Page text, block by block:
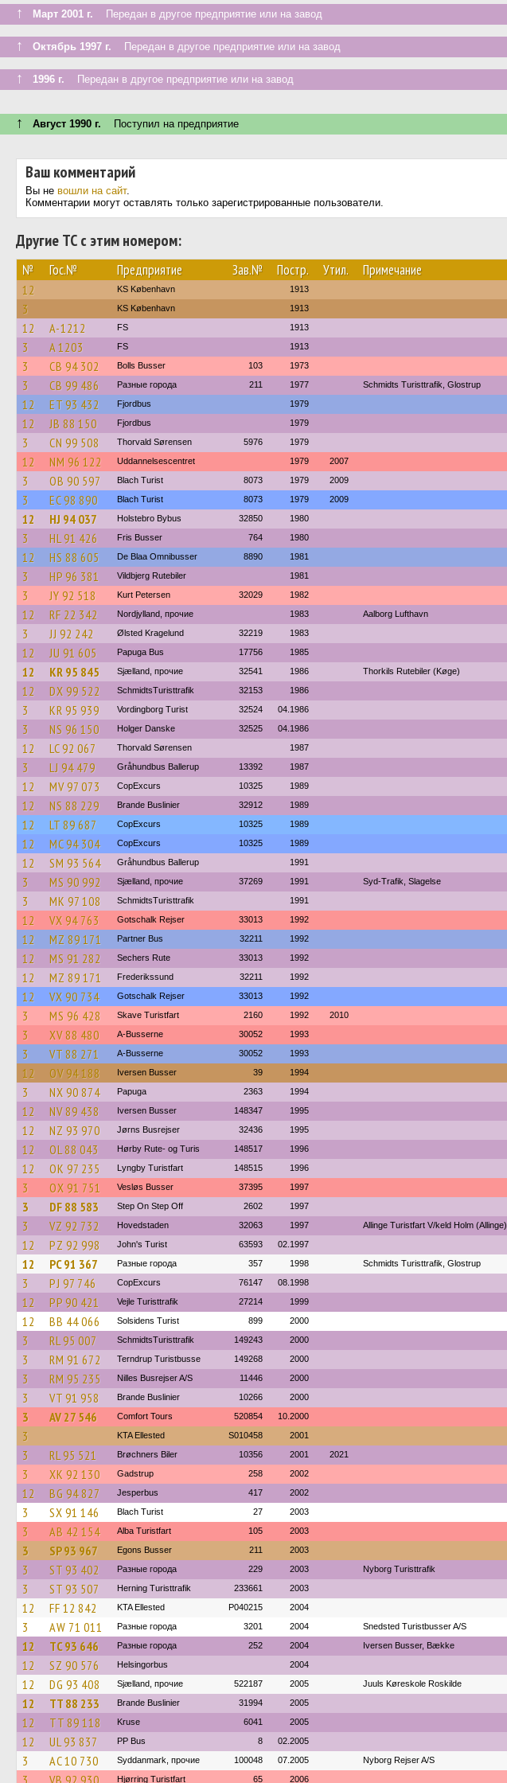
↑ Март 2001 г. Передан в другое предприятие или на завод
↑ Октябрь 1997 г. Передан в другое предприятие или на завод
↑ 1996 г. Передан в другое предприятие или на завод
↑ Август 1990 г. Поступил на предприятие
Ваш комментарий
Вы не вошли на сайт.
Комментарии могут оставлять только зарегистрированные пользователи.
Другие ТС с этим номером:
№ Гос.№ Предприятие Зав.№ Постр. Утил. Примечание
12 KS København 1913
3 KS København 1913
12 A-1212 FS 1913
3 A 1203 FS 1913
3 CB 94 302 Bolls Busser 103 1973
3 CB 99 486 Разные города 211 1977 Schmidts Turisttrafik, Glostrup
12 ET 93 432 Fjordbus 1979
12 JB 88 150 Fjordbus 1979
3 CN 99 508 Thorvald Sørensen 5976 1979
12 NM 96 122 Uddannelsescentret 1979 2007
3 OB 90 597 Blach Turist 8073 1979 2009
3 EC 98 890 Blach Turist 8073 1979 2009
12 HJ 94 037 Holstebro Bybus 32850 1980
3 HL 91 426 Fris Busser 764 1980
12 HS 88 605 De Blaa Omnibusser 8890 1981
3 HP 96 381 Vildbjerg Rutebiler 1981
3 JY 92 518 Kurt Petersen 32029 1982
12 RF 22 342 Nordjylland, прочие 1983 Aalborg Lufthavn
3 JJ 92 242 Ølsted Kragelund 32219 1983
12 JU 91 605 Papuga Bus 17756 1985
12 KR 95 845 Sjælland, прочие 32541 1986 Thorkils Rutebiler (Køge)
12 DX 99 522 SchmidtsTuristtrafik 32153 1986
3 KR 95 939 Vordingborg Turist 32524 04.1986
3 NS 96 150 Holger Danske 32525 04.1986
12 LC 92 067 Thorvald Sørensen 1987
3 LJ 94 479 Gråhundbus Ballerup 13392 1987
12 MV 97 073 CopExcurs 10325 1989
12 NS 88 229 Brande Buslinier 32912 1989
12 LT 89 687 CopExcurs 10325 1989
12 MC 94 304 CopExcurs 10325 1989
12 SM 93 564 Gråhundbus Ballerup 1991
3 MS 90 992 Sjælland, прочие 37269 1991 Syd-Trafik, Slagelse
3 MK 97 108 SchmidtsTuristtrafik 1991
12 VX 94 763 Gotschalk Rejser 33013 1992
12 MZ 89 171 Partner Bus 32211 1992
12 MS 91 282 Sechers Rute 33013 1992
12 MZ 89 171 Frederikssund 32211 1992
12 VX 90 734 Gotschalk Rejser 33013 1992
3 MS 96 428 Skave Turistfart 2160 1992 2010
3 XV 88 480 A-Busserne 30052 1993
3 VT 88 271 A-Busserne 30052 1993
12 OV 94 188 Iversen Busser 39 1994
3 NX 90 874 Papuga 2363 1994
12 NV 89 438 Iversen Busser 148347 1995
12 NZ 93 970 Jørns Busrejser 32436 1995
12 OL 88 043 Hørby Rute- og Turis 148517 1996
12 OK 97 235 Lyngby Turistfart 148515 1996
3 OX 91 751 Vesløs Busser 37395 1997
3 DF 88 583 Step On Step Off 2602 1997
3 VZ 92 732 Hovedstaden 32063 1997 Allinge Turistfart V/keld Holm (Allinge)
12 PZ 92 998 John's Turist 63593 02.1997
12 PC 91 367 Разные города 357 1998 Schmidts Turisttrafik, Glostrup
3 PJ 97 746 CopExcurs 76147 08.1998
12 PP 90 421 Vejle Turisttrafik 27214 1999
12 BB 44 066 Solsidens Turist 899 2000
3 RL 95 007 SchmidtsTuristtrafik 149243 2000
3 RM 91 672 Terndrup Turistbusse 149268 2000
3 RM 95 235 Nilles Busrejser A/S 11446 2000
3 VT 91 958 Brande Buslinier 10266 2000
3 AV 27 546 Comfort Tours 520854 10.2000
3 KTA Ellested S010458 2001
3 RL 95 521 Brøchners Biler 10356 2001 2021
3 XK 92 130 Gadstrup 258 2002
12 BG 94 827 Jesperbus 417 2002
3 SX 91 146 Blach Turist 27 2003
3 AB 42 154 Alba Turistfart 105 2003
3 SP 93 967 Egons Busser 211 2003
3 ST 93 402 Разные города 229 2003 Nyborg Turisttrafik
3 ST 93 507 Herning Turisttrafik 233661 2003
12 FF 12 842 KTA Ellested P040215 2004
3 AW 71 011 Разные города 3201 2004 Snedsted Turistbusser A/S
12 TC 93 646 Разные города 252 2004 Iversen Busser, Bække
12 SZ 90 576 Helsingorbus 2004
12 DG 93 408 Sjælland, прочие 522187 2005 Juuls Køreskole Roskilde
12 TT 88 233 Brande Buslinier 31994 2005
12 TT 89 118 Kruse 6041 2005
12 UL 93 837 PP Bus 8 02.2005
3 AC 10 730 Syddanmark, прочие 100048 07.2005 Nyborg Rejser A/S
3 VB 92 930 Hjørring Turistfart 65 2006